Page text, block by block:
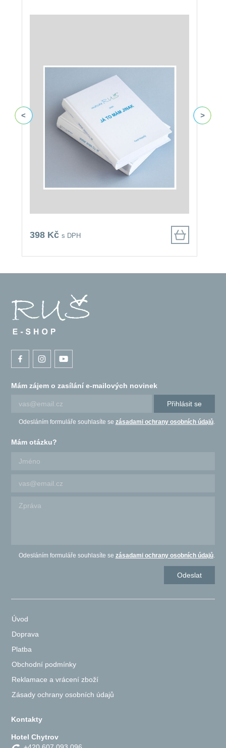
398 Kč s DPH
Mám zájem o zasílání e-mailových novinek
Přihlásit se
Odesláním formuláře souhlasíte se zásadami ochrany osobních údajů.
Mám otázku?
Odesláním formuláře souhlasíte se zásadami ochrany osobních údajů.
Úvod
Doprava
Platba
Obchodní podmínky
Reklamace a vrácení zboží
Zásady ochrany osobních údajů
Kontakty
Hotel Chytrov